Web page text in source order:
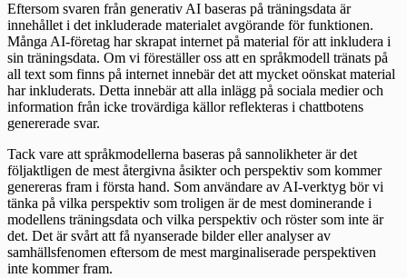
Eftersom svaren från generativ AI baseras på träningsdata är
innehållet i det inkluderade materialet avgörande för funktionen.
Många AI-företag har skrapat internet på material för att inkludera i
sin träningsdata. Om vi föreställer oss att en språkmodell tränats på
all text som finns på internet innebär det att mycket oönskat material
har inkluderats. Detta innebär att alla inlägg på sociala medier och
information från icke trovärdiga källor reflekteras i chattbotens
genererade svar.
Tack vare att språkmodellerna baseras på sannolikheter är det
följaktligen de mest återgivna åsikter och perspektiv som kommer
genereras fram i första hand. Som användare av AI-verktyg bör vi
tänka på vilka perspektiv som troligen är de mest dominerande i
modellens träningsdata och vilka perspektiv och röster som inte är
det. Det är svårt att få nyanserade bilder eller analyser av
samhällsfenomen eftersom de mest marginaliserade perspektiven
inte kommer fram.